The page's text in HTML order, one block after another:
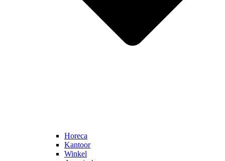
Horeca
Kantoor
Winkel